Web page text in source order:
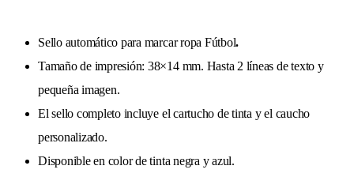
Sello automático para marcar ropa Fútbol.
Tamaño de impresión: 38×14 mm. Hasta 2 líneas de texto y
pequeña imagen.
El sello completo incluye el cartucho de tinta y el caucho
personalizado.
Disponible en color de tinta negra y azul.